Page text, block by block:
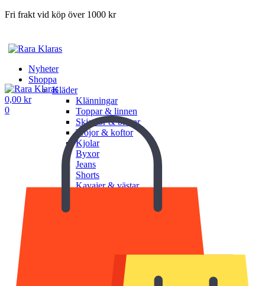
Fri frakt vid köp över 1000 kr
Nyheter
Shoppa
Kläder
Klänningar
Toppar & linnen
Skjortor & blusar
Tröjor & koftor
Kjolar
Byxor
Jeans
Shorts
Kavajer & västar
Underkläder
Strumpor & Strumpbyxor
0,00 kr
0